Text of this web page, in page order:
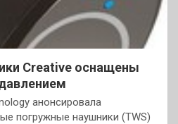
Creative оснащены
анонсировала
погружные наушники (TWS)